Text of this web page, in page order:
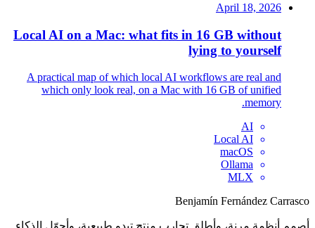
April 18, 2026
Local AI on a Mac: what fits in 16 GB without
lying to yourself
A practical map of which local AI workflows are real and
which only look real, on a Mac with 16 GB of unified
memory.
AI
Local AI
macOS
Ollama
MLX
Benjamín Fernández Carrasco